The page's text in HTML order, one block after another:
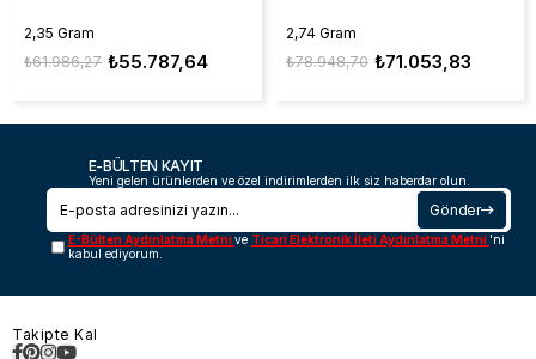
2,35 Gram
₺55.787,64
₺61.986,27
2,74 Gram
₺71.053,83
₺78.948,70
E-BÜLTEN KAYIT
Yeni gelen ürünlerden ve özel indirimlerden ilk siz haberdar olun.
Gönder
E-Bülten Aydınlatma Metnive Ticari Elektronik İleti Aydınlatma Metni 'ni
kabul ediyorum.
Takipte Kal